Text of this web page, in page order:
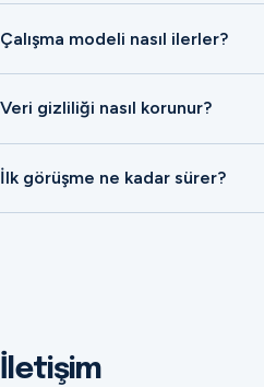
Çalışma modeli nasıl ilerler?
Veri gizliliği nasıl korunur?
İlk görüşme ne kadar sürer?
İletişim